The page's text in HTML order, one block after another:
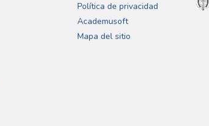
Política de privacidad
Academusoft
Mapa del sitio